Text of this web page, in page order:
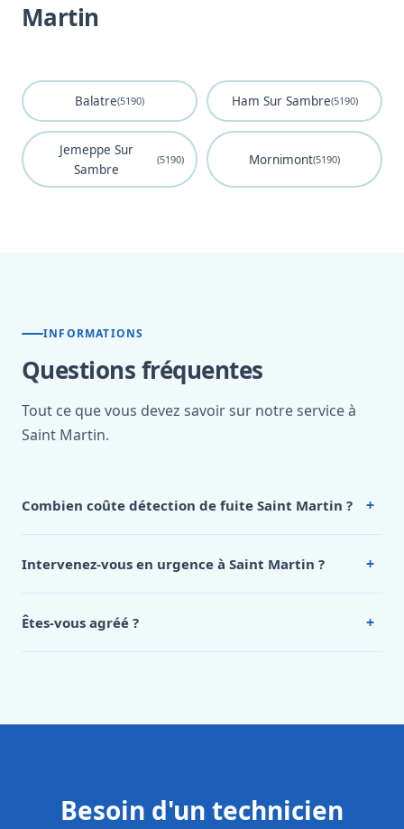
Martin
Balatre(5190) Ham Sur Sambre(5190)
Jemeppe Sur
Sambre
(5190) Mornimont(5190)
INFORMATIONS
Questions fréquentes
Tout ce que vous devez savoir sur notre service à
Saint Martin.
Combien coûte détection de fuite Saint Martin ? +
Martin, appelez le 0472 53 24 26.
Intervenez-vous en urgence à Saint Martin ? +
Êtes-vous agréé ? +
Besoin d'un technicien